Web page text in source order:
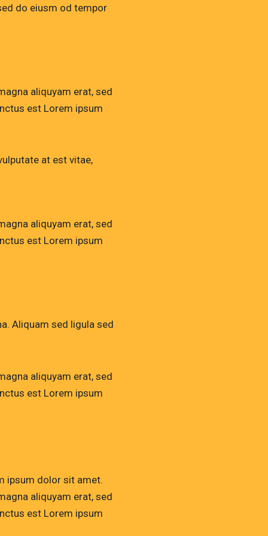
do eiusm od tempor
aliquyam erat, sed
est Lorem ipsum
at est vitae,
aliquyam erat, sed
est Lorem ipsum
Aliquam sed ligula sed
aliquyam erat, sed
est Lorem ipsum
ipsum dolor sit amet.
aliquyam erat, sed
est Lorem ipsum